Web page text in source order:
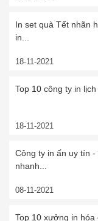
In set quà Tết nhãn
in...
18-11-2021
Top 10 công ty in
18-11-2021
Công ty in ấn uy tín
nhanh...
08-11-2021
Top 10 xưởng in